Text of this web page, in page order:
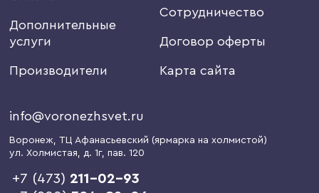
Дополнительные
услуги
Производители
Сотрудничество
Договор оферты
Карта сайта
info@voronezhsvet.ru
Воронеж, ТЦ Афанасьевский (ярмарка на холмистой)
ул. Холмистая, д. 1г, пав. 120
+7 (473) 211-02-93